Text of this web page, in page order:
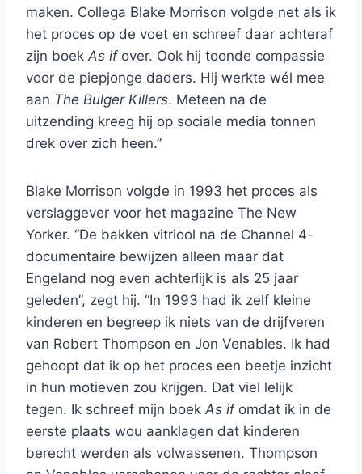
maken. Collega Blake Morrison volgde net als ik
het proces op de voet en schreef daar achteraf
zijn boek As ifover. Ook hij toonde compassie
voor de piepjonge daders. Hij werkte wél mee
aan The Bulger Killers. Meteen na de
uitzending kreeg hij op sociale media tonnen
drek over zich heen.”
Blake Morrison volgde in 1993 het proces als
verslaggever voor het magazine The New
Yorker. “De bakken vitriool na de Channel 4-
documentaire bewijzen alleen maar dat
Engeland nog even achterlijk is als 25 jaar
geleden”, zegt hij. “In 1993 had ik zelf kleine
kinderen en begreep ik niets van de drijfveren
van Robert Thompson en Jon Venables. Ik had
gehoopt dat ik op het proces een beetje inzicht
in hun motieven zou krijgen. Dat viel lelijk
tegen. Ik schreef mijn boek As ifomdat ik in de
eerste plaats wou aanklagen dat kinderen
berecht werden als volwassenen. Thompson